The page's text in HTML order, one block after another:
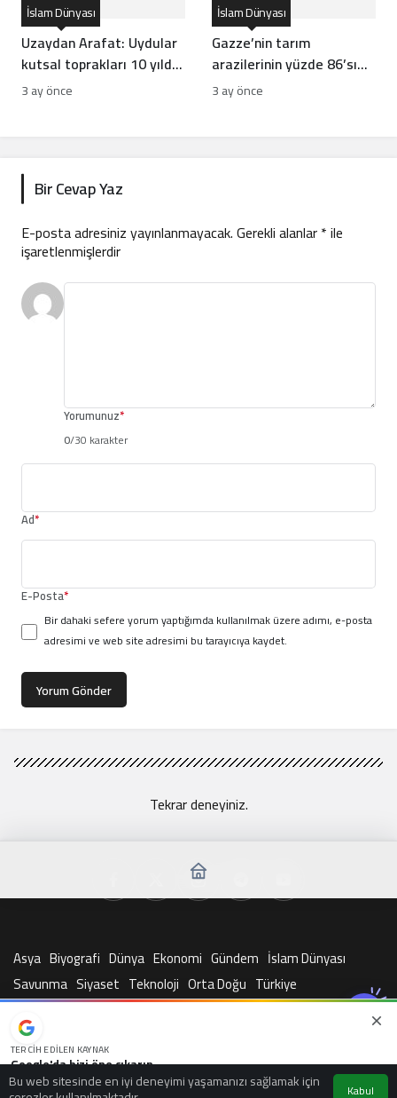
Uzaydan Arafat: Uydular
kutsal toprakları 10 yılda
nasıl görüntüledi?
İslam Dünyası
3 ay önce
Gazze’nin tarım
arazilerinin yüzde 86’sı
tahrip oldu
İslam Dünyası
3 ay önce
Bir Cevap Yaz
E-posta adresiniz yayınlanmayacak.Gerekli alanlar*ile
işaretlenmişlerdir
Yorumunuz*
0/30 karakter
Ad*
E-Posta*
Bir dahaki sefere yorum yaptığımda kullanılmak üzere adımı, e-posta
adresimi ve web site adresimi bu tarayıcıya kaydet.
Yorum Gönder
Tekrar deneyiniz.
Bu web sitesinde en iyi deneyimi yaşamanızı sağlamak için Kabul
Asya Biyografi Dünya Ekonomi Gündem İslam Dünyası
Savunma Siyaset Teknoloji Orta Doğu Türkiye
© Telif Hakkı 2026, Tüm Hakları Saklıdır
TERCIH EDILEN KAYNAK
Google'da bizi öne çıkarın
Kaynağı Ekle